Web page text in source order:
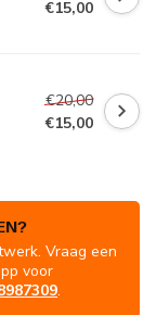
€15,00
€20,00
€15,00
Vraag een
voor
.